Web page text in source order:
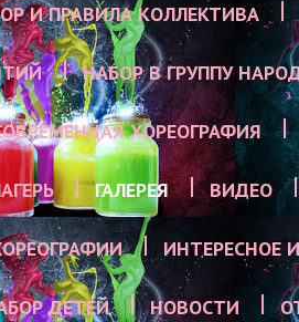
И ПРАВИЛА КОЛЛЕКТИВА
НАБОР В ГРУППУ
ХОРЕОГРАФИЯ
ГАЛЕРЕЯ ВИДЕО
ИНТЕРЕСНОЕ
ДЕТЕЙ НОВОСТИ